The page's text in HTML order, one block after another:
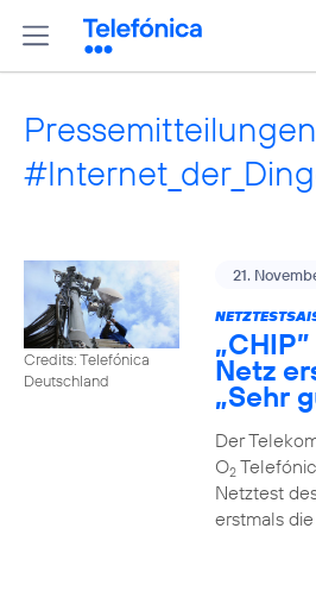
Credits: Telefónica
Deutschland
21.
Netz
„Sehr
Der
O2
Netztest
erstmals die